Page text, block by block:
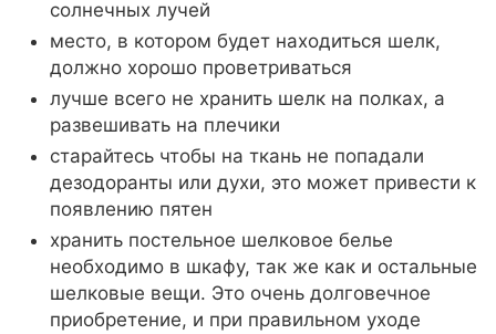
солнечных лучей
место, в котором будет находиться шелк,
должно хорошо проветриваться
лучше всего не хранить шелк на полках, а
развешивать на плечики
старайтесь чтобы на ткань не попадали
дезодоранты или духи, это может привести к
появлению пятен
хранить постельное шелковое белье
необходимо в шкафу, так же как и остальные
шелковые вещи. Это очень долговечное
приобретение, и при правильном уходе